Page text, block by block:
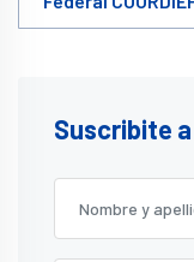
Suscribite